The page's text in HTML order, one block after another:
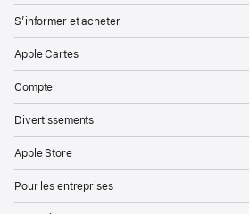
S’informer et acheter
Apple Cartes
Compte
Divertissements
Apple Store
Pour les entreprises